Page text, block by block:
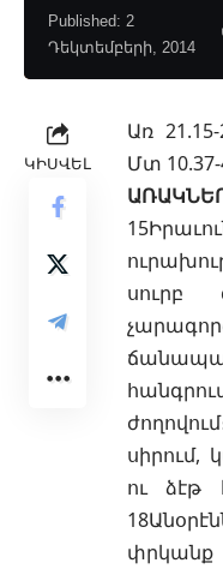
Published: 2
Դեկտեմբերի, 2014
ԿԻՍՎԵԼ
Առ
Մտ 10.37-
սուրբ
սիրում,
ու ձէթ
փրկանք